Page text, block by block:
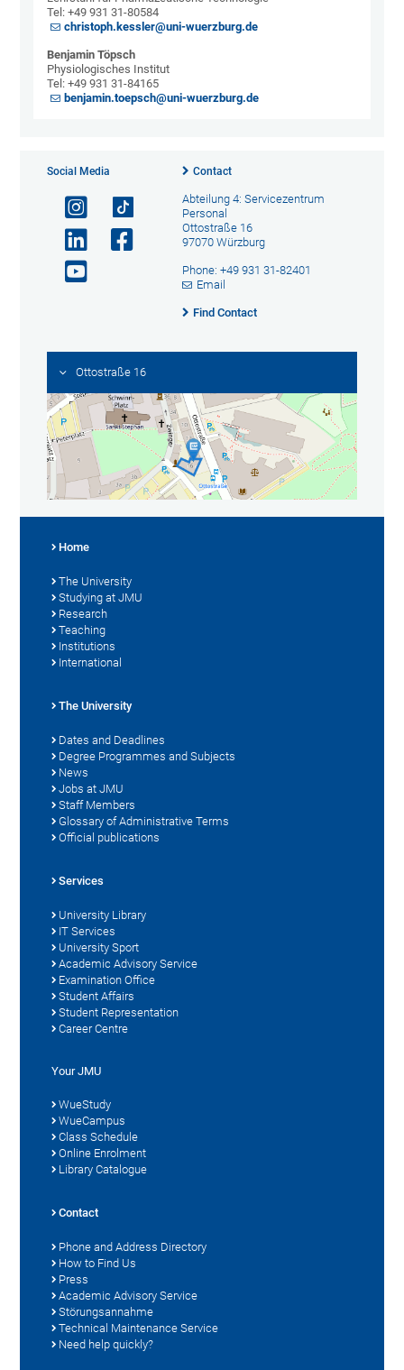
Tel: +49 931 31-80584
christoph.kessler@uni-wuerzburg.de
Benjamin Töpsch
Physiologisches Institut
Tel: +49 931 31-84165
benjamin.toepsch@uni-wuerzburg.de
Social Media Contact
Abteilung 4: Servicezentrum
Personal
Ottostraße 16
97070 Würzburg
Phone: +49 931 31-82401
Email
Find Contact
Ottostraße 16
Home
The University
Studying at JMU
Research
Teaching
Institutions
International
The University
Dates and Deadlines
Degree Programmes and Subjects
News
Jobs at JMU
Staff Members
Glossary of Administrative Terms
Official publications
Services
University Library
IT Services
University Sport
Academic Advisory Service
Examination Office
Student Affairs
Student Representation
Career Centre
Your JMU
WueStudy
WueCampus
Class Schedule
Online Enrolment
Library Catalogue
Contact
Phone and Address Directory
How to Find Us
Press
Academic Advisory Service
Störungsannahme
Technical Maintenance Service
Need help quickly?